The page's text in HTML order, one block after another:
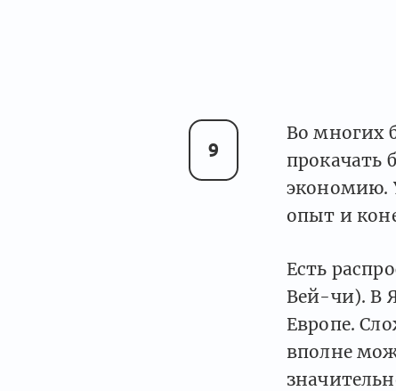
9
Во многих
прокачать
экономию.
опыт и
Есть
Вей-чи). В
Европе.
вполне